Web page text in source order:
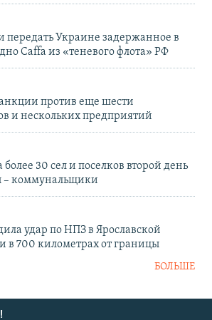
Украине задержанное в
Caffa из «теневого флота» РФ
против еще шести
и нескольких предприятий
30 сел и поселков второй день
– коммунальщики
удар по НПЗ в Ярославской
в 700 километрах от границы
БОЛЬШЕ